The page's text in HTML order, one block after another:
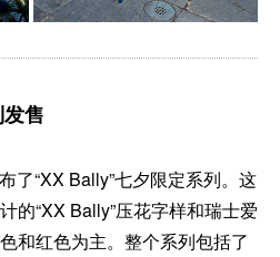
售
了“XX Bally”七夕限定系列。这
的“XX Bally”压花字样和瑞士爱
和红色为主。整个系列包括了